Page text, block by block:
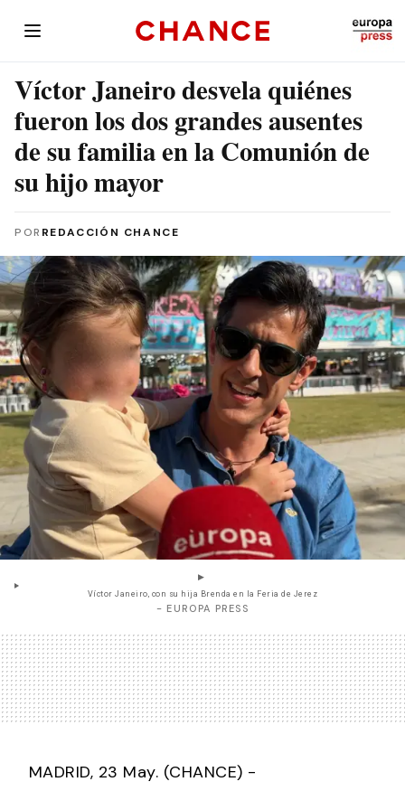
Víctor Janeiro desvela quiénes
fueron los dos grandes ausentes
de su familia en la Comunión de
su hijo mayor
POR REDACCIÓN CHANCE
Víctor Janeiro, con su hija Brenda en la Feria de Jerez
- EUROPA PRESS
MADRID, 23 May. (CHANCE) -